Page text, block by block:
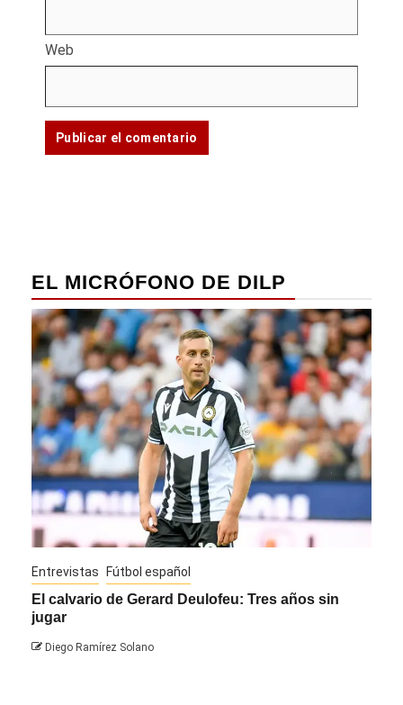
Web
EL MICRÓFONO DE DILP
Entrevistas Fútbol español
El calvario de Gerard Deulofeu: Tres años sin
jugar
Diego Ramírez Solano